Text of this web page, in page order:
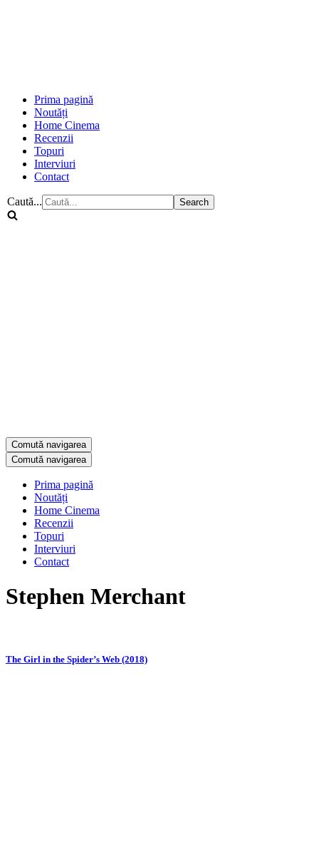
Prima pagină
Noutăți
Home Cinema
Recenzii
Topuri
Interviuri
Contact
Caută...
Comută navigarea
Comută navigarea
Prima pagină
Noutăți
Home Cinema
Recenzii
Topuri
Interviuri
Contact
Stephen Merchant
The Girl in the Spider’s Web (2018)